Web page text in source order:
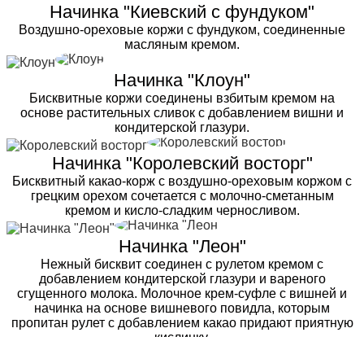
Начинка "Киевский с фундуком"
Воздушно-ореховые коржи с фундуком, соединенные
масляным кремом.
Начинка "Клоун"
Бисквитные коржи соединены взбитым кремом на
основе растительных сливок с добавлением вишни и
кондитерской глазури.
Начинка "Королевский восторг"
Бисквитный какао-корж с воздушно-ореховым коржом с
грецким орехом сочетается с молочно-сметанным
кремом и кисло-сладким черносливом.
Начинка "Леон"
Нежный бисквит соединен с рулетом кремом с
добавлением кондитерской глазури и вареного
сгущенного молока. Молочное крем-суфле с вишней и
начинка на основе вишневого повидла, которым
пропитан рулет с добавлением какао придают приятную